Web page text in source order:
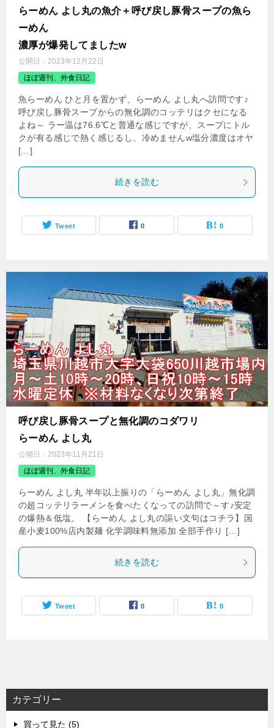
らーめん よし丸の魚介＋呼び戻し豚骨スープの魚ら
ーめん
濃厚が爆発してましたw
公開日： 2023年12月22日
ほぼ週刊、外食日記
魚らーめん ひと月を置かず、らーめん よし丸へ訪問です♪
呼び戻し豚骨スープからの無化調のコッテリはクセになる
よね～ ラー温は76.6℃と普通な感じですが、スープにトル
クが有る感じで熱く感じるし、冷めませんw塩分濃度はオヤ
[…]
続きを読む
Tweet 0 0
呼び戻し豚骨スープと無化調のコダワリ
らーめん よし丸
公開日： 2023年11月21日
ほぼ週刊、外食日記
らーめん よし丸 半年以上振りの「らーめん よし丸」無化調
の超コッテリラーメンを食べたくなっての訪問で～す♪安定
の爆熱＆低塩。 【らーめん よし丸の謳い文句はコチラ】国
産小麦100%店内製麺 化学調味料無添加 全部手作り […]
続きを読む
Tweet 0 0
カテゴリー
買って見た (5)